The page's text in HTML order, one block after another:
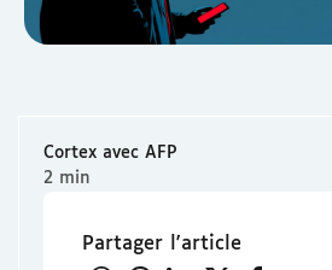
Cortex avec AFP
2 min
Partager l'article